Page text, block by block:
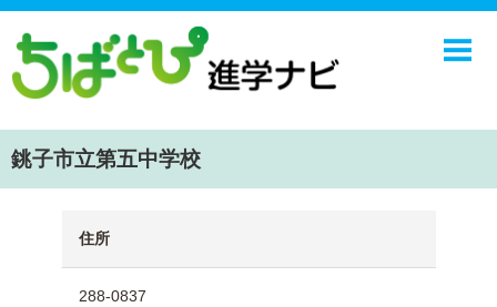
中学校
学校ニュース
銚子市立第五中学校
住所
288-0837